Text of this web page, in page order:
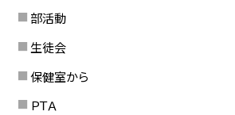
部活動
生徒会
保健室から
ＰＴＡ